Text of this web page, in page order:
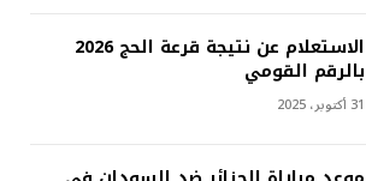
الاستعلام عن نتيجة قرعة الحج 2026
بالرقم القومي
31 أكتوبر، 2025